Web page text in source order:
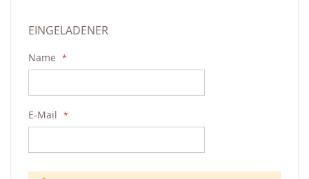
EINGELADENER
Name
E-Mail